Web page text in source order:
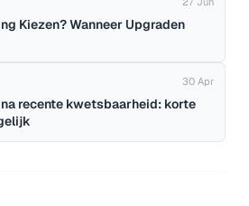
Kiezen? Wanneer Upgraden
30 Apr
recente kwetsbaarheid: korte